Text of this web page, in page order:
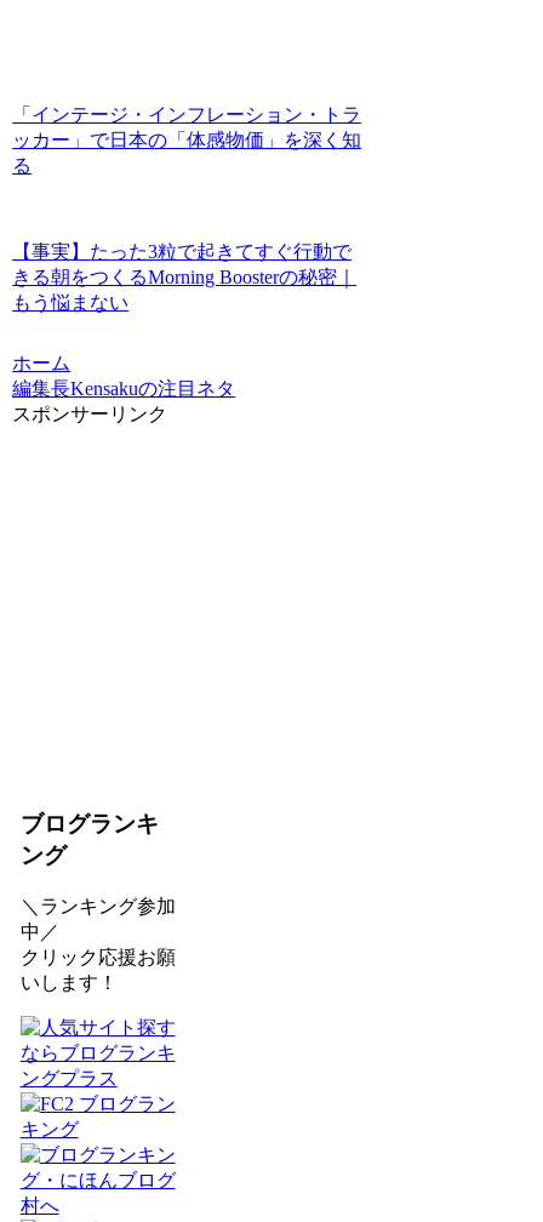
「インテージ・インフレーション・トラ
ッカー」で日本の「体感物価」を深く知
る
【事実】たった3粒で起きてすぐ行動で
きる朝をつくるMorning Boosterの秘密｜
もう悩まない
ホーム
編集長Kensakuの注目ネタ
スポンサーリンク
ブログランキ
ング
＼ランキング参加
中／
クリック応援お願
いします！